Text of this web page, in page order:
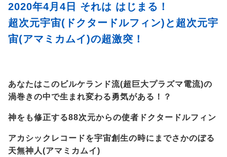
2020年4月4日 それは はじまる！
超次元宇宙(ドクタードルフィン)と超次元宇
宙(アマミカムイ)の超激突！
あなたはこのビルケランド流(超巨大プラズマ電流)の
渦巻きの中で生まれ変わる勇気がある！？
神をも修正する88次元からの使者ドクタードルフィン
アカシックレコードを宇宙創生の時にまでさかのぼる
天無神人(アマミカムイ)